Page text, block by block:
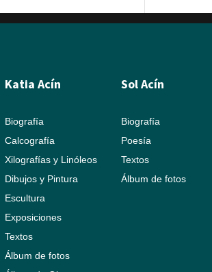
Katia Acín
Biografía
Calcografía
Xilografías y Linóleos
Dibujos y Pintura
Escultura
Exposiciones
Textos
Álbum de fotos
Sol Acín
Biografía
Poesía
Textos
Álbum de fotos